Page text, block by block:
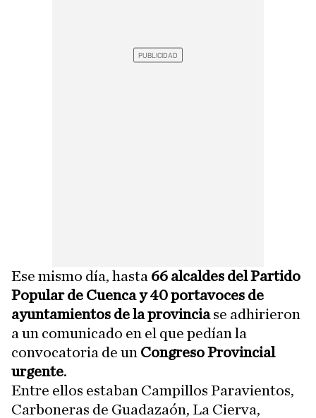
Ese mismo día, hasta 66 alcaldes del Partido
Popular de Cuenca y 40 portavoces de
ayuntamientos de la provinciase adhirieron
a un comunicado en el que pedían la
convocatoria de un Congreso Provincial
urgente.
Entre ellos estaban Campillos Paravientos,
Carboneras de Guadazaón, La Cierva,